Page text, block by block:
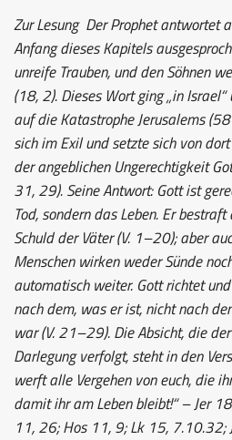
Zur LesungDer Prophet antwortet
Anfang dieses Kapitels
unreife Trauben, und den Söhnen
(18, 2). Dieses Wort ging „in
auf die Katastrophe Jerusalems
sich im Exil und setzte sich von
der angeblichen Ungerechtigkeit
31, 29). Seine Antwort: Gott ist
Tod, sondern das Leben. Er
Schuld der Väter (V. 1–20); aber
Menschen wirken weder Sünde
automatisch weiter. Gott richtet
nach dem, was er ist, nicht nach
war (V. 21–29). Die Absicht, die
Darlegung verfolgt, steht in den
werft alle Vergehen von euch, die
damit ihr am Leben bleibt!“ – Jer
11, 26; Hos 11, 9; Lk 15, 7.10.32;